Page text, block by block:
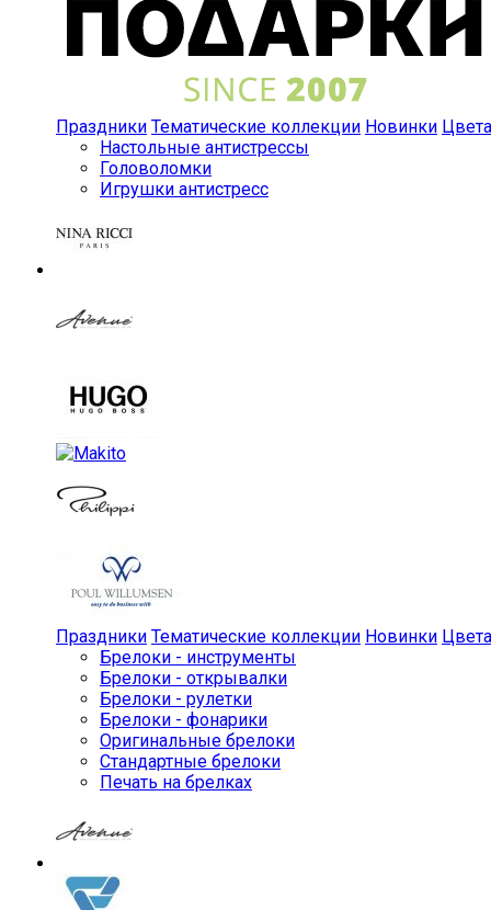
Праздники Тематические коллекции Новинки Цвета
Настольные антистрессы
Головоломки
Игрушки антистресс
Праздники Тематические коллекции Новинки Цвета
Брелоки - инструменты
Брелоки - открывалки
Брелоки - рулетки
Брелоки - фонарики
Оригинальные брелоки
Стандартные брелоки
Печать на брелках